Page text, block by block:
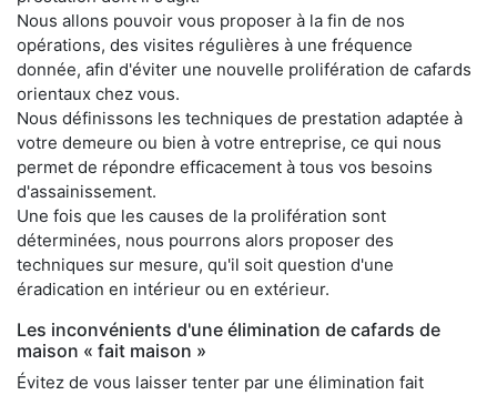
Nous allons pouvoir vous proposer à la fin de nos
opérations, des visites régulières à une fréquence
donnée, afin d'éviter une nouvelle prolifération de cafards
orientaux chez vous.
Nous définissons les techniques de prestation adaptée à
votre demeure ou bien à votre entreprise, ce qui nous
permet de répondre efficacement à tous vos besoins
d'assainissement.
Une fois que les causes de la prolifération sont
déterminées, nous pourrons alors proposer des
techniques sur mesure, qu'il soit question d'une
éradication en intérieur ou en extérieur.
Les inconvénients d'une élimination de cafards de
maison « fait maison »
Évitez de vous laisser tenter par une élimination fait